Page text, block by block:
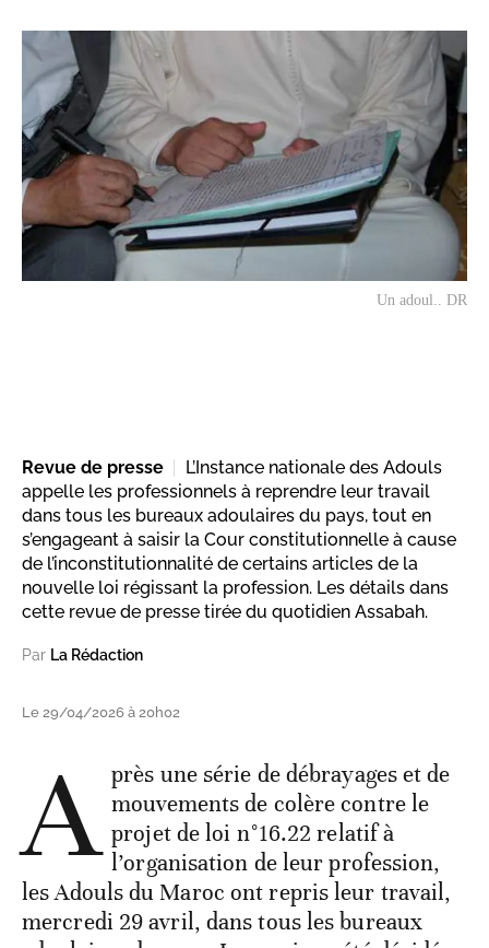
Un adoul.. DR
Revue de presse
L’Instance nationale des Adouls
appelle les professionnels à reprendre leur travail
dans tous les bureaux adoulaires du pays, tout en
s’engageant à saisir la Cour constitutionnelle à cause
de l’inconstitutionnalité de certains articles de la
nouvelle loi régissant la profession. Les détails dans
cette revue de presse tirée du quotidien Assabah.
Par La Rédaction
Le 29/04/2026 à 20h02
A près une série de débrayages et de
mouvements de colère contre le
projet de loi n°16.22 relatif à
l’organisation de leur profession,
les Adouls du Maroc ont repris leur travail,
mercredi 29 avril, dans tous les bureaux